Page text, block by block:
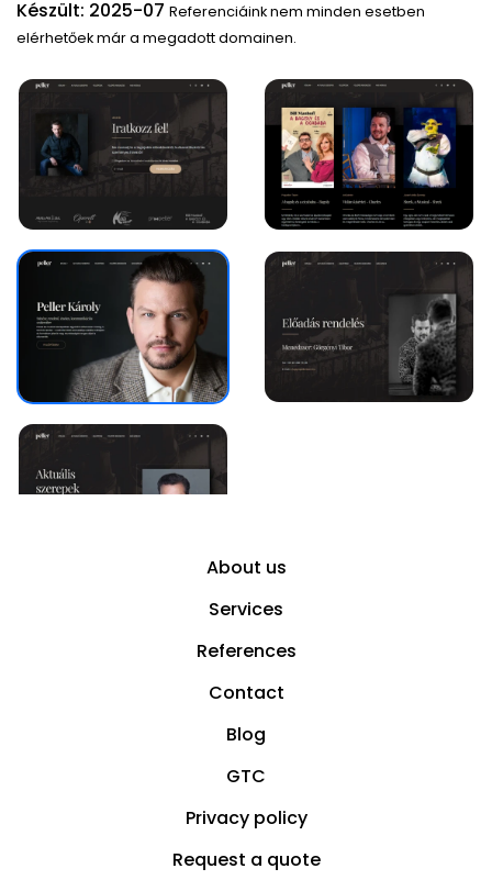
Készült: 2025-07 Referenciáink nem minden esetben
elérhetőek már a megadott domainen.
About us
Services
References
Contact
Blog
GTC
Privacy policy
Request a quote